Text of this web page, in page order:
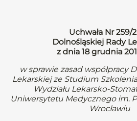
Uchwała Nr 259/
Dolnośląskiej Rady
z dnia 18 grudnia
w sprawie zasad współpracy
Lekarskiej ze Studium
Wydziału Lekarsko-
Uniwersytetu Medycznego im.
Wrocławiu